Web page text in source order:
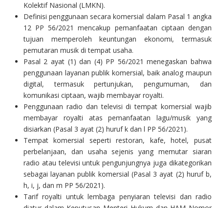
Kolektif Nasional (LMKN).
Definisi penggunaan secara komersial dalam Pasal 1 angka
12 PP 56/2021 mencakup pemanfaatan ciptaan dengan
tujuan memperoleh keuntungan ekonomi, termasuk
pemutaran musik di tempat usaha.
Pasal 2 ayat (1) dan (4) PP 56/2021 menegaskan bahwa
penggunaan layanan publik komersial, baik analog maupun
digital, termasuk pertunjukan, pengumuman, dan
komunikasi ciptaan, wajib membayar royalti.
Penggunaan radio dan televisi di tempat komersial wajib
membayar royalti atas pemanfaatan lagu/musik yang
disiarkan (Pasal 3 ayat (2) huruf k dan l PP 56/2021).
Tempat komersial seperti restoran, kafe, hotel, pusat
perbelanjaan, dan usaha sejenis yang memutar siaran
radio atau televisi untuk pengunjungnya juga dikategorikan
sebagai layanan publik komersial (Pasal 3 ayat (2) huruf b,
h, i, j, dan m PP 56/2021).
Tarif royalti untuk lembaga penyiaran televisi dan radio